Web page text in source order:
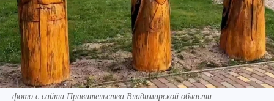
фото с сайта Правительства Владимирской области